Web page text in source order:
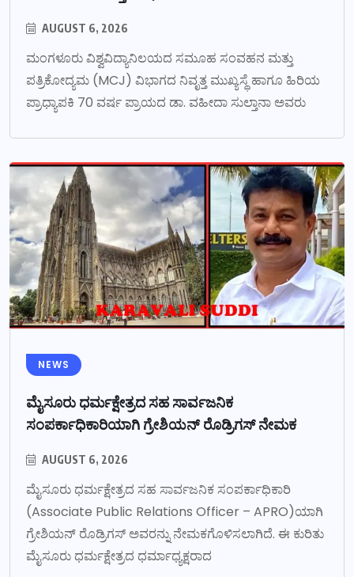
AUGUST 6, 2026
ಮಂಗಳೂರು ವಿಶ್ವವಿದ್ಯಾನಿಲಯದ ಸಮೂಹ ಸಂವಹನ ಮತ್ತು
ಪತ್ರಿಕೋದ್ಯಮ (MCJ) ವಿಭಾಗದ ನಿವೃತ್ತ ಮುಖ್ಯಸ್ಥೆ ಹಾಗೂ ಹಿರಿಯ
ಪ್ರಾಧ್ಯಾಪಕಿ 70 ವರ್ಷ ಪ್ರಾಯದ ಡಾ. ವಹೀದಾ ಸುಲ್ತಾನಾ ಅವರು
NEWS
ಮೈಸೂರು ಧರ್ಮಕ್ಷೇತ್ರದ ಸಹ ಸಾರ್ವಜನಿಕ
ಸಂಪರ್ಕಾಧಿಕಾರಿಯಾಗಿ ಗ್ರೇಶಿಯನ್ ರೊಡ್ರಿಗಸ್ ನೇಮಕ
AUGUST 6, 2026
ಮೈಸೂರು ಧರ್ಮಕ್ಷೇತ್ರದ ಸಹ ಸಾರ್ವಜನಿಕ ಸಂಪರ್ಕಾಧಿಕಾರಿ
(Associate Public Relations Officer – APRO)ಯಾಗಿ
ಗ್ರೇಶಿಯನ್ ರೊಡ್ರಿಗಸ್ ಅವರನ್ನು ನೇಮಕಗೊಳಿಸಲಾಗಿದೆ. ಈ ಕುರಿತು
ಮೈಸೂರು ಧರ್ಮಕ್ಷೇತ್ರದ ಧರ್ಮಾಧ್ಯಕ್ಷರಾದ